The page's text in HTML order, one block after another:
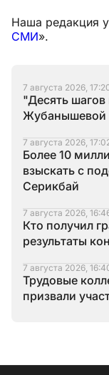
Наша редакция
СМИ».
7 августа 2026,
"Десять
Жубанышевой
7 августа 2026,
Более 10
взыскать с
Серикбай
7 августа 2026,
Кто получил
результаты
7 августа 2026,
Трудовые
призвали